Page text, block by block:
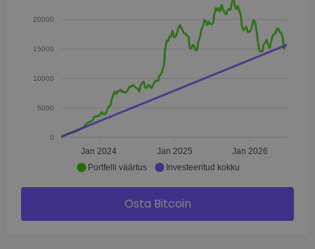
20000
15000
10000
5000
0
Jan 2024 Jan 2025 Jan 2026
Portfelli väärtus Investeeritud kokku
Osta Bitcoin